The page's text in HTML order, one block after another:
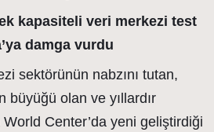
kapasiteli veri merkezi test
damga vurdu
sektörünün nabzını tutan,
büyüğü olan ve yıllardır
World Center’da yeni geliştirdiği